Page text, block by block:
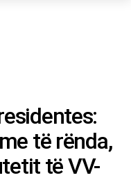
të rënda,
të VV-